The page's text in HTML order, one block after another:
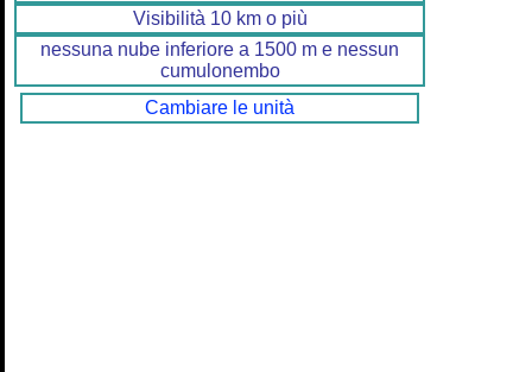
Visibilità 10 km o più
nessuna nube inferiore a 1500 m e nessun
cumulonembo
Cambiare le unità